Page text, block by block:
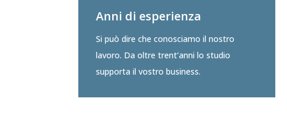
Anni di esperienza
Si può dire che conosciamo il nostro
lavoro. Da oltre trent’anni lo studio
supporta il vostro business.